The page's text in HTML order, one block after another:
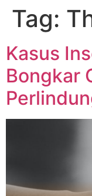
Tag:
Kasus
Bongkar